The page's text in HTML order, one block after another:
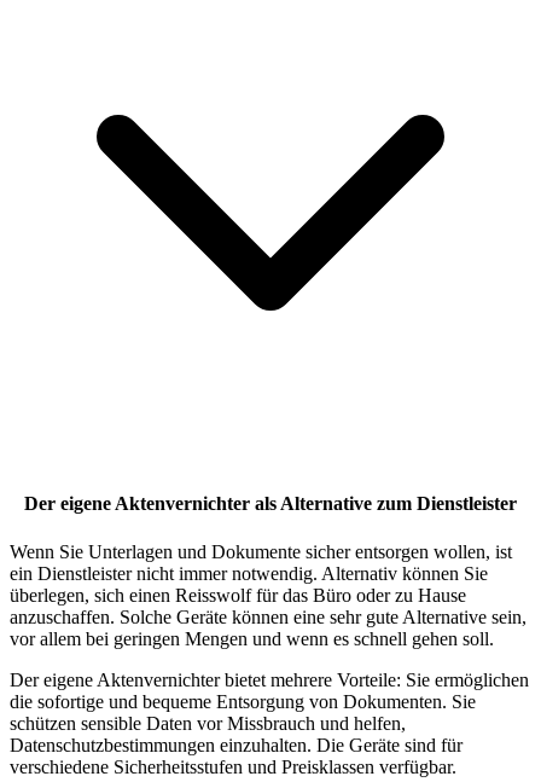
Der eigene Aktenvernichter als Alternative zum Dienstleister
Wenn Sie Unterlagen und Dokumente sicher entsorgen wollen, ist
ein Dienstleister nicht immer notwendig. Alternativ können Sie
überlegen, sich einen Reisswolf für das Büro oder zu Hause
anzuschaffen. Solche Geräte können eine sehr gute Alternative sein,
vor allem bei geringen Mengen und wenn es schnell gehen soll.
Der eigene Aktenvernichter bietet mehrere Vorteile: Sie ermöglichen
die sofortige und bequeme Entsorgung von Dokumenten. Sie
schützen sensible Daten vor Missbrauch und helfen,
Datenschutzbestimmungen einzuhalten. Die Geräte sind für
verschiedene Sicherheitsstufen und Preisklassen verfügbar.